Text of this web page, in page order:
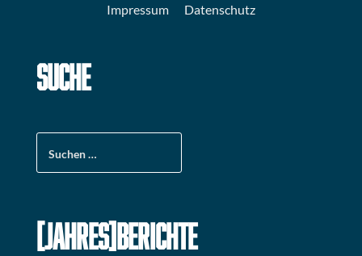
Impressum Datenschutz
SUCHE
[JAHRES]BERICHTE